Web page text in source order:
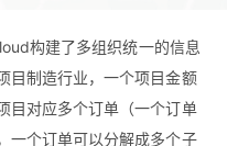
构建了多组织统一的信息
目制造行业，一个项目金额
目对应多个订单（一个订单
一个订单可以分解成多个子